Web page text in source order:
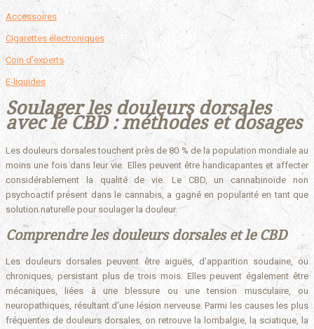
Accessoires
Cigarettes électroniques
Coin d’experts
E-liquides
Soulager les douleurs dorsales
avec le CBD : méthodes et dosages
Les douleurs dorsales touchent près de 80 % de la population mondiale au
moins une fois dans leur vie. Elles peuvent être handicapantes et affecter
considérablement la qualité de vie. Le CBD, un cannabinoïde non
psychoactif présent dans le cannabis, a gagné en popularité en tant que
solution naturelle pour soulager la douleur.
Comprendre les douleurs dorsales et le CBD
Les douleurs dorsales peuvent être aiguës, d’apparition soudaine, ou
chroniques, persistant plus de trois mois. Elles peuvent également être
mécaniques, liées à une blessure ou une tension musculaire, ou
neuropathiques, résultant d’une lésion nerveuse. Parmi les causes les plus
fréquentes de douleurs dorsales, on retrouve la lombalgie, la sciatique, la